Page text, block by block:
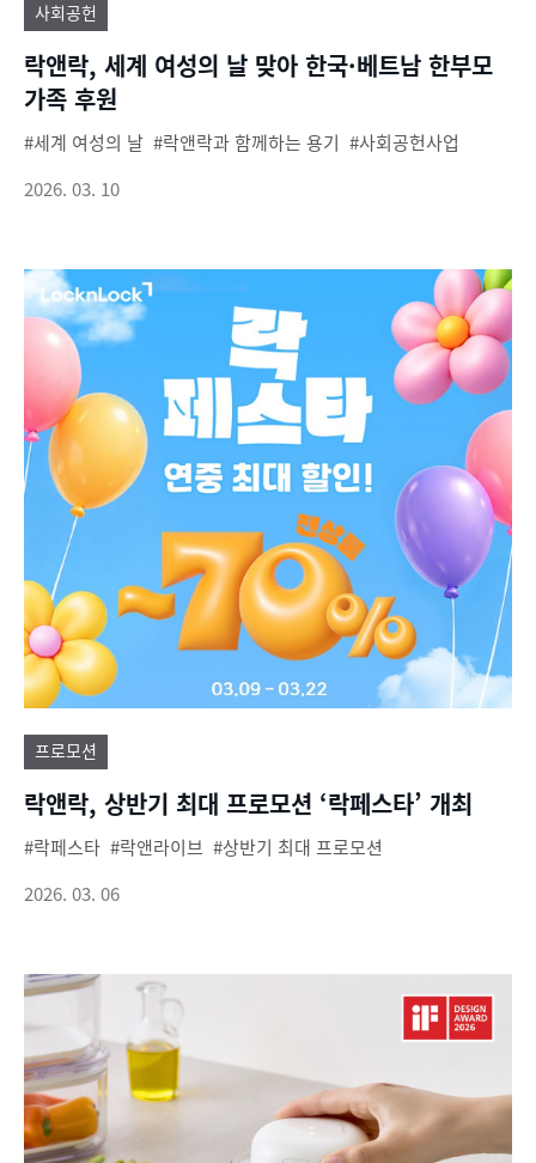
사회공헌
락앤락, 세계 여성의 날 맞아 한국·베트남 한부모
가족 후원
세계 여성의 날 락앤락과 함께하는 용기
사회공헌사업
2026. 03. 10
프로모션
락앤락, 상반기 최대 프로모션 ‘락페스타’ 개최
락페스타 락앤라이브
상반기 최대 프로모션
2026. 03. 06